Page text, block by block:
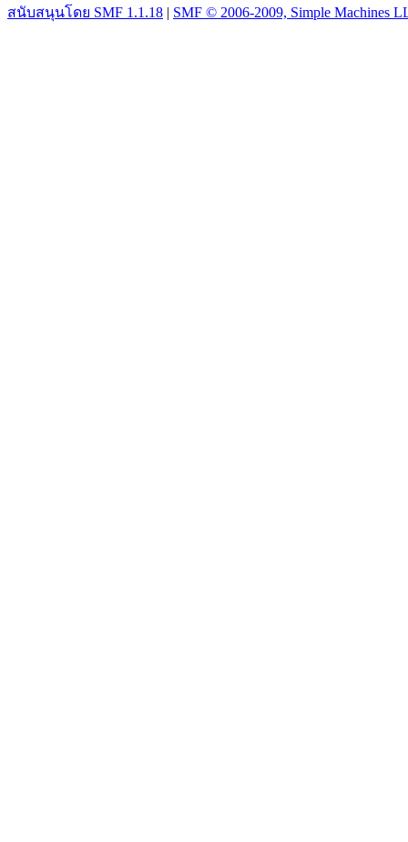
สนับสนุนโดย SMF 1.1.18 | SMF © 2006-2009, Simple Machines